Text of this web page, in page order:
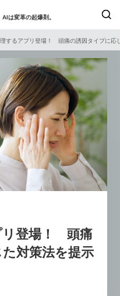
は変革の起爆剤。
インタビュー
ニュース
日本オムニチャネル協会
ジ
せ
ついて
セミナー
催】「イノベーションを
る」～投資される事業の
達・巻き込みのリアル
するアプリ登場！ 頭痛の誘因タイプに応
リ登場！ 頭痛
対策法を提示